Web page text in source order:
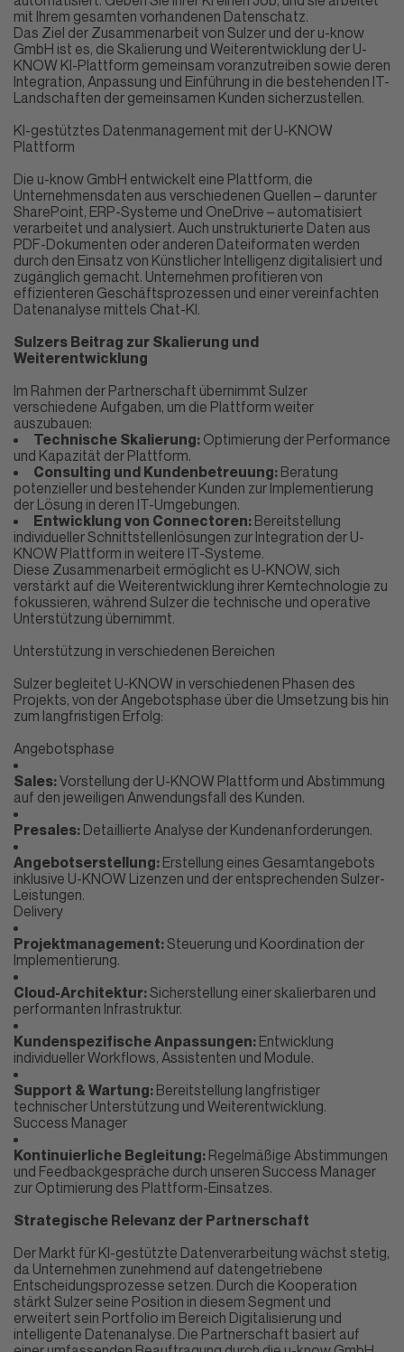
mit Ihrem gesamten vorhandenen Datenschatz.
Das Ziel der Zusammenarbeit von Sulzer und der u-know
GmbH ist es, die Skalierung und Weiterentwicklung der U-
KNOW KI-Plattform gemeinsam voranzutreiben sowie deren
Integration, Anpassung und Einführung in die bestehenden IT-
Landschaften der gemeinsamen Kunden sicherzustellen.
KI-gestütztes Datenmanagement mit der U-KNOW
Plattform
Die u-know GmbH entwickelt eine Plattform, die
Unternehmensdaten aus verschiedenen Quellen – darunter
SharePoint, ERP-Systeme und OneDrive – automatisiert
verarbeitet und analysiert. Auch unstrukturierte Daten aus
PDF-Dokumenten oder anderen Dateiformaten werden
durch den Einsatz von Künstlicher Intelligenz digitalisiert und
zugänglich gemacht. Unternehmen profitieren von
effizienteren Geschäftsprozessen und einer vereinfachten
Datenanalyse mittels Chat-KI.
Sulzers Beitrag zur Skalierung und
Weiterentwicklung
Im Rahmen der Partnerschaft übernimmt Sulzer
verschiedene Aufgaben, um die Plattform weiter
auszubauen:
Technische Skalierung: Optimierung der Performance
und Kapazität der Plattform.
Consulting und Kundenbetreuung: Beratung
potenzieller und bestehender Kunden zur Implementierung
der Lösung in deren IT-Umgebungen.
Entwicklung von Connectoren: Bereitstellung
individueller Schnittstellenlösungen zur Integration der U-
KNOW Plattform in weitere IT-Systeme.
Diese Zusammenarbeit ermöglicht es U-KNOW, sich
verstärkt auf die Weiterentwicklung ihrer Kerntechnologie zu
fokussieren, während Sulzer die technische und operative
Unterstützung übernimmt.
Unterstützung in verschiedenen Bereichen
Sulzer begleitet U-KNOW in verschiedenen Phasen des
Projekts, von der Angebotsphase über die Umsetzung bis hin
zum langfristigen Erfolg:
Angebotsphase
Sales:Vorstellung der U-KNOW Plattform und Abstimmung
auf den jeweiligen Anwendungsfall des Kunden.
Presales: Detaillierte Analyse der Kundenanforderungen.
Angebotserstellung: Erstellung eines Gesamtangebots
inklusive U-KNOW Lizenzen und der entsprechenden Sulzer-
Leistungen.
Delivery
Projektmanagement:Steuerung und Koordination der
Implementierung.
Cloud-Architektur:Sicherstellung einer skalierbaren und
performanten Infrastruktur.
Kundenspezifische Anpassungen: Entwicklung
individueller Workflows, Assistenten und Module.
Support & Wartung: Bereitstellung langfristiger
technischer Unterstützung und Weiterentwicklung.
Success Manager
Kontinuierliche Begleitung: Regelmäßige Abstimmungen
und Feedbackgespräche durch unseren Success Manager
zur Optimierung des Plattform-Einsatzes.
Strategische Relevanz der Partnerschaft
Der Markt für KI-gestützte Datenverarbeitung wächst stetig,
da Unternehmen zunehmend auf datengetriebene
Entscheidungsprozesse setzen. Durch die Kooperation
stärkt Sulzer seine Position in diesem Segment und
erweitert sein Portfolio im Bereich Digitalisierung und
intelligente Datenanalyse. Die Partnerschaft basiert auf